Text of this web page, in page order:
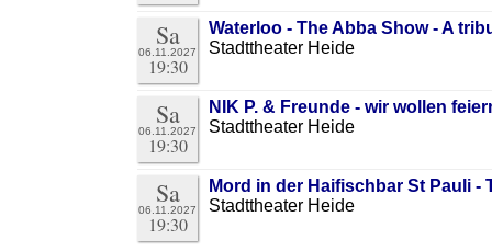
Sa
06.11.2027
19:30
Waterloo - The Abba Show - A
Stadttheater Heide
Sa
06.11.2027
19:30
NIK P. & Freunde - wir wollen
Stadttheater Heide
Sa
06.11.2027
19:30
Mord in der Haifischbar St Pauli -
Stadttheater Heide